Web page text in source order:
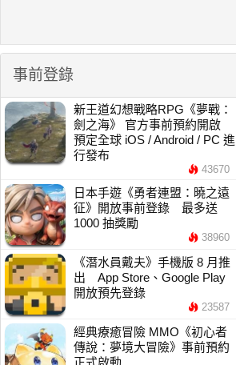
事前登錄
新王道幻想戰略RPG《夢戰：
劍之海》 官方事前預約開啟
預定全球 iOS / Android / PC 進
行發布
43670
日本手遊《勇者連盟：曉之遠
征》開放事前登錄 最多送
1000 抽獎勵
38960
《潛水員戴夫》手機版 8 月推
出 App Store、Google Play
開放預先登錄
23587
經典療癒冒險 MMO《初心者
傳說：夢境大冒險》事前預約
正式啟動